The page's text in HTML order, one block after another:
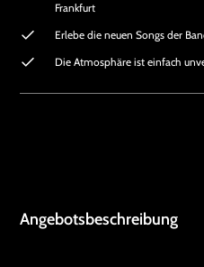
Frankfurt
Erlebe die neuen Songs der
Die Atmosphäre ist einfach
Angebotsbeschreibung